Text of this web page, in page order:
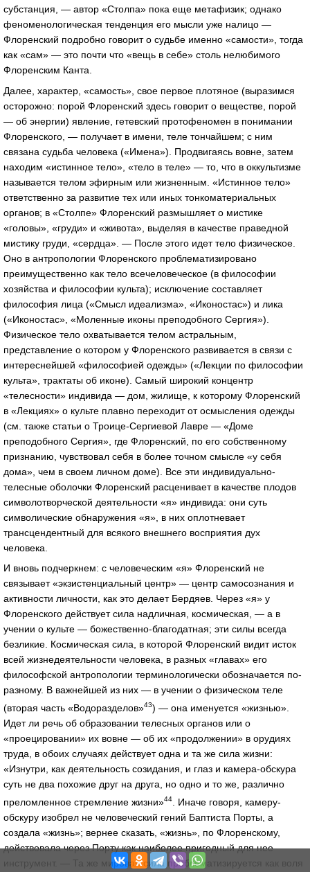
субстанция, — автор «Столпа» пока еще метафизик; однако
феноменологическая тенденция его мысли уже налицо —
Флоренский подробно говорит о судьбе именно «самости», тогда
как «сам» — это почти что «вещь в себе» столь нелюбимого
Флоренским Канта.
Далее, характер, «самость», свое первое плотяное (выразимся
осторожно: порой Флоренский здесь говорит о веществе, порой
— об энергии) явление, гетевский протофеномен в понимании
Флоренского, — получает в имени, теле тончайшем; с ним
связана судьба человека («Имена»). Продвигаясь вовне, затем
находим «истинное тело», «тело в теле» — то, что в оккультизме
называется телом эфирным или жизненным. «Истинное тело»
ответственно за развитие тех или иных тонкоматериальных
органов; в «Столпе» Флоренский размышляет о мистике
«головы», «груди» и «живота», выделяя в качестве праведной
мистику груди, «сердца». — После этого идет тело физическое.
Оно в антропологии Флоренского проблематизировано
преимущественно как тело всечеловеческое (в философии
хозяйства и философии культа); исключение составляет
философия лица («Смысл идеализма», «Иконостас») и лика
(«Иконостас», «Моленные иконы преподобного Сергия»).
Физическое тело охватывается телом астральным,
представление о котором у Флоренского развивается в связи с
интереснейшей «философией одежды» («Лекции по философии
культа», трактаты об иконе). Самый широкий концентр
«телесности» индивида — дом, жилище, к которому Флоренский
в «Лекциях» о культе плавно переходит от осмысления одежды
(см. также статьи о Троице-Сергиевой Лавре — «Доме
преподобного Сергия», где Флоренский, по его собственному
признанию, чувствовал себя в более точном смысле «у себя
дома», чем в своем личном доме). Все эти индивидуально-
телесные оболочки Флоренский расценивает в качестве плодов
символотворческой деятельности «я» индивида: они суть
символические обнаружения «я», в них оплотневает
трансцендентный для всякого внешнего восприятия дух
человека.
И вновь подчеркнем: с человеческим «я» Флоренский не
связывает «экзистенциальный центр» — центр самосознания и
активности личности, как это делает Бердяев. Через «я» у
Флоренского действует сила надличная, космическая, — а в
учении о культе — божественно-благодатная; эти силы всегда
безликие. Космическая сила, в которой Флоренский видит исток
всей жизнедеятельности человека, в разных «главах» его
философской антропологии терминологически обозначается по-
разному. В важнейшей из них — в учении о физическом теле
(вторая часть «Водоразделов»43) — она именуется «жизнью».
Идет ли речь об образовании телесных органов или о
«проецировании» их вовне — об их «продолжении» в орудиях
труда, в обоих случаях действует одна и та же сила жизни:
«Изнутри, как деятельность созидания, и глаз и камера-обскура
суть не два похожие друг на друга, но одно и то же, различно
преломленное стремление жизни»44
. Иначе говоря, камеру-
обскуру изобрел не человеческий гений Баптиста Порты, а
создала «жизнь»; вернее сказать, «жизнь», по Флоренскому,
действовала через Порту как наиболее пригодный для нее
инструмент. — Та же мировая сила проблематизируется как воля